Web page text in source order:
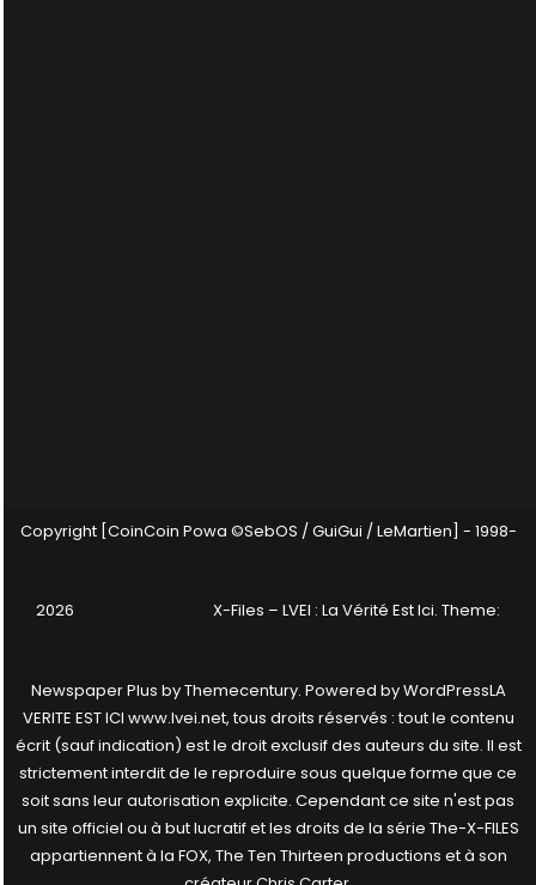
Copyright [CoinCoin Powa ©SebOS / GuiGui / LeMartien] - 1998-
2026 X-Files – LVEI : La Vérité Est Ici. Theme:
Newspaper Plus byThemecentury. Powered byWordPressLA
VERITE EST ICI www.lvei.net, tous droits réservés : tout le contenu
écrit (sauf indication) est le droit exclusif des auteurs du site. Il est
strictement interdit de le reproduire sous quelque forme que ce
soit sans leur autorisation explicite. Cependant ce site n'est pas
un site officiel ou à but lucratif et les droits de la série The-X-FILES
appartiennent à la FOX, The Ten Thirteen productions et à son